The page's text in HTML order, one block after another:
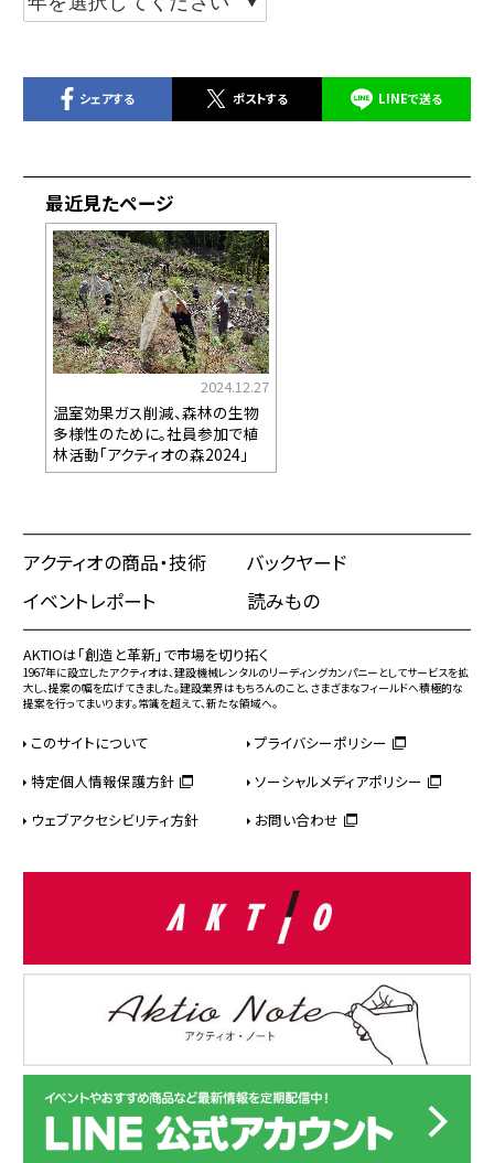
シェアする ポストする LINEで送る
最近見たページ
2024.12.27
温室効果ガス削減、森林の生物
多様性のために。社員参加で植
林活動「アクティオの森2024」
アクティオの商品・技術
バックヤード
イベントレポート
読みもの
AKTIOは「創造と革新」で市場を切り拓く
1967年に設立したアクティオは、建設機械レンタルのリーディングカンパニーとしてサービスを拡
大し、提案の幅を広げてきました。建設業界はもちろんのこと、さまざまなフィールドへ積極的な
提案を行ってまいります。常識を超えて、新たな領域へ。
このサイトについて
プライバシーポリシー
特定個人情報保護方針
ソーシャルメディアポリシー
ウェブアクセシビリティ方針
お問い合わせ